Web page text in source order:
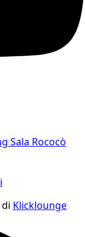
Sala Rococò
Klicklounge